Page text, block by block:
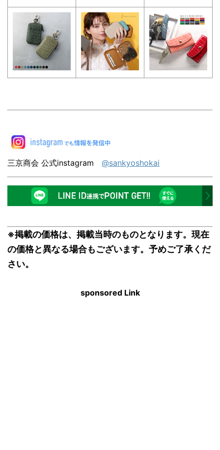
三京商会 公式instagram @sankyoshokai
※掲載の価格は、掲載当時のものとなります。現在
の価格と異なる場合もございます。予めご了承くだ
さい。
sponsored Link